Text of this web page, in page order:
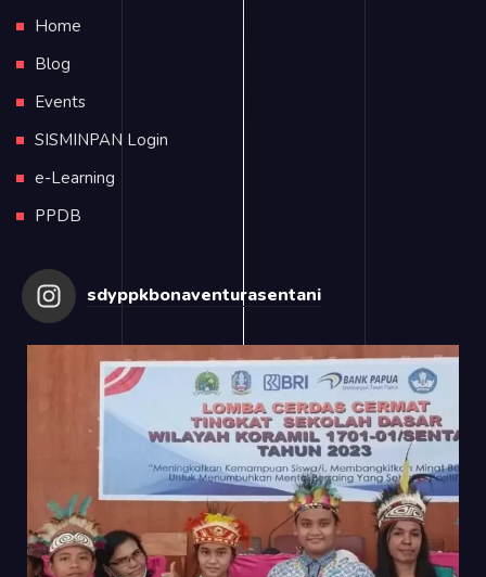
Home
Blog
Events
SISMINPAN Login
e-Learning
PPDB
sdyppkbonaventurasentani